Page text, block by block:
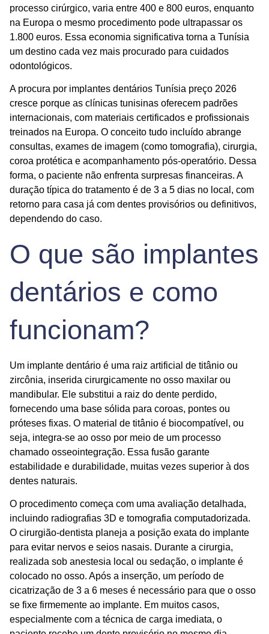
processo cirúrgico, varia entre 400 e 800 euros, enquanto
na Europa o mesmo procedimento pode ultrapassar os
1.800 euros. Essa economia significativa torna a Tunísia
um destino cada vez mais procurado para cuidados
odontológicos.
A procura por implantes dentários Tunísia preço 2026
cresce porque as clínicas tunisinas oferecem padrões
internacionais, com materiais certificados e profissionais
treinados na Europa. O conceito tudo incluído abrange
consultas, exames de imagem (como tomografia), cirurgia,
coroa protética e acompanhamento pós-operatório. Dessa
forma, o paciente não enfrenta surpresas financeiras. A
duração típica do tratamento é de 3 a 5 dias no local, com
retorno para casa já com dentes provisórios ou definitivos,
dependendo do caso.
O que são implantes
dentários e como
funcionam?
Um implante dentário é uma raiz artificial de titânio ou
zircônia, inserida cirurgicamente no osso maxilar ou
mandibular. Ele substitui a raiz do dente perdido,
fornecendo uma base sólida para coroas, pontes ou
próteses fixas. O material de titânio é biocompatível, ou
seja, integra-se ao osso por meio de um processo
chamado osseointegração. Essa fusão garante
estabilidade e durabilidade, muitas vezes superior à dos
dentes naturais.
O procedimento começa com uma avaliação detalhada,
incluindo radiografias 3D e tomografia computadorizada.
O cirurgião-dentista planeja a posição exata do implante
para evitar nervos e seios nasais. Durante a cirurgia,
realizada sob anestesia local ou sedação, o implante é
colocado no osso. Após a inserção, um período de
cicatrização de 3 a 6 meses é necessário para que o osso
se fixe firmemente ao implante. Em muitos casos,
especialmente com a técnica de carga imediata, o